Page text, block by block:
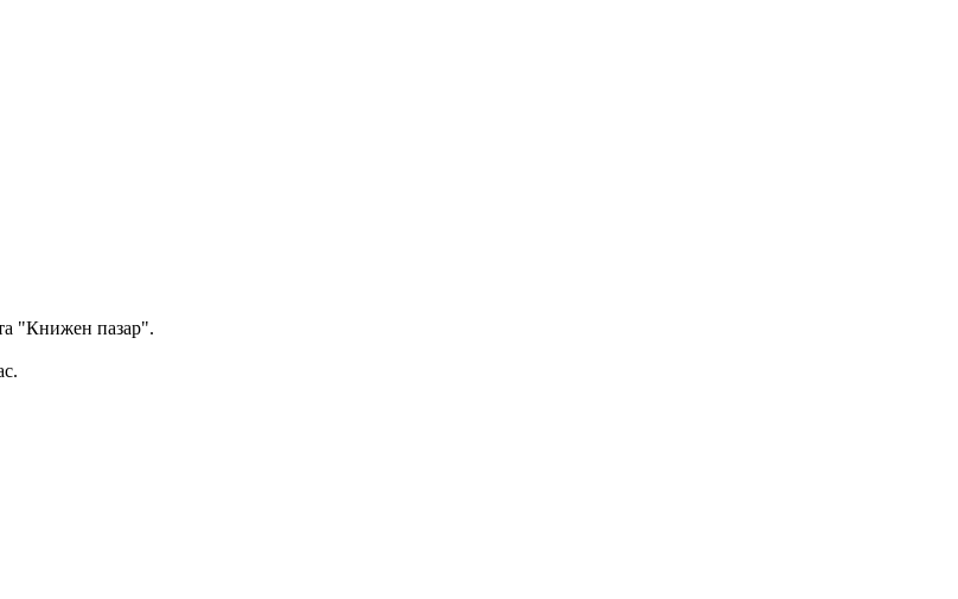
"Книжен пазар".